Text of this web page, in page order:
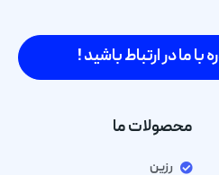
با ما در ارتباط باشید !
محصولات ما
رزین